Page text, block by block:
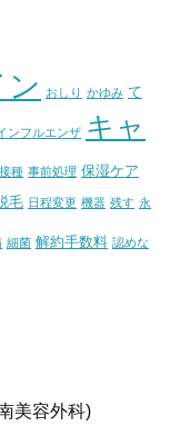
おしり かゆみ て
ンフルエンザ キャ
種 事前処理 保湿ケア
毛 日程変更 機器 残す 永
細菌 解約手数料 認めな
美容外科)